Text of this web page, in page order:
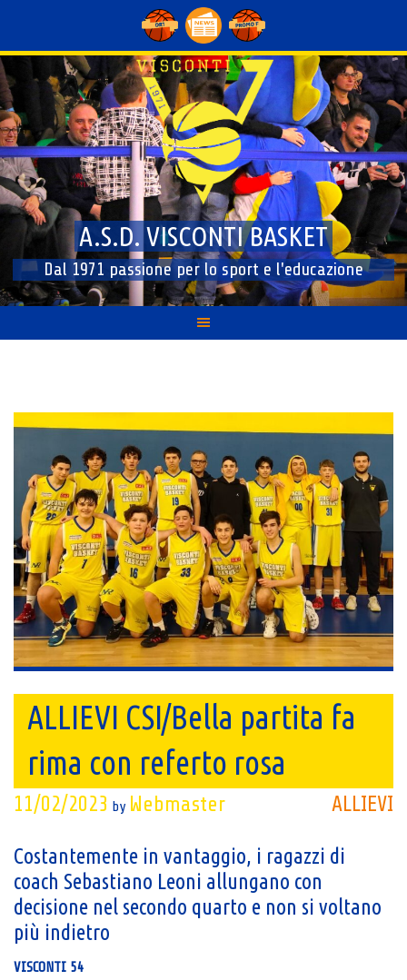
content
A.S.D. VISCONTI BASKET
Dal 1971 passione per lo sport e l'educazione
ALLIEVI CSI/Bella partita fa
rima con referto rosa
ALLIEVI
11/02/2023 by Webmaster
Costantemente in vantaggio, i ragazzi di
coach Sebastiano Leoni allungano con
decisione nel secondo quarto e non si voltano
più indietro
VISCONTI 54